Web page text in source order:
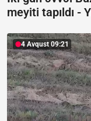
meyiti tapıldı -
4 Avqust 09:21